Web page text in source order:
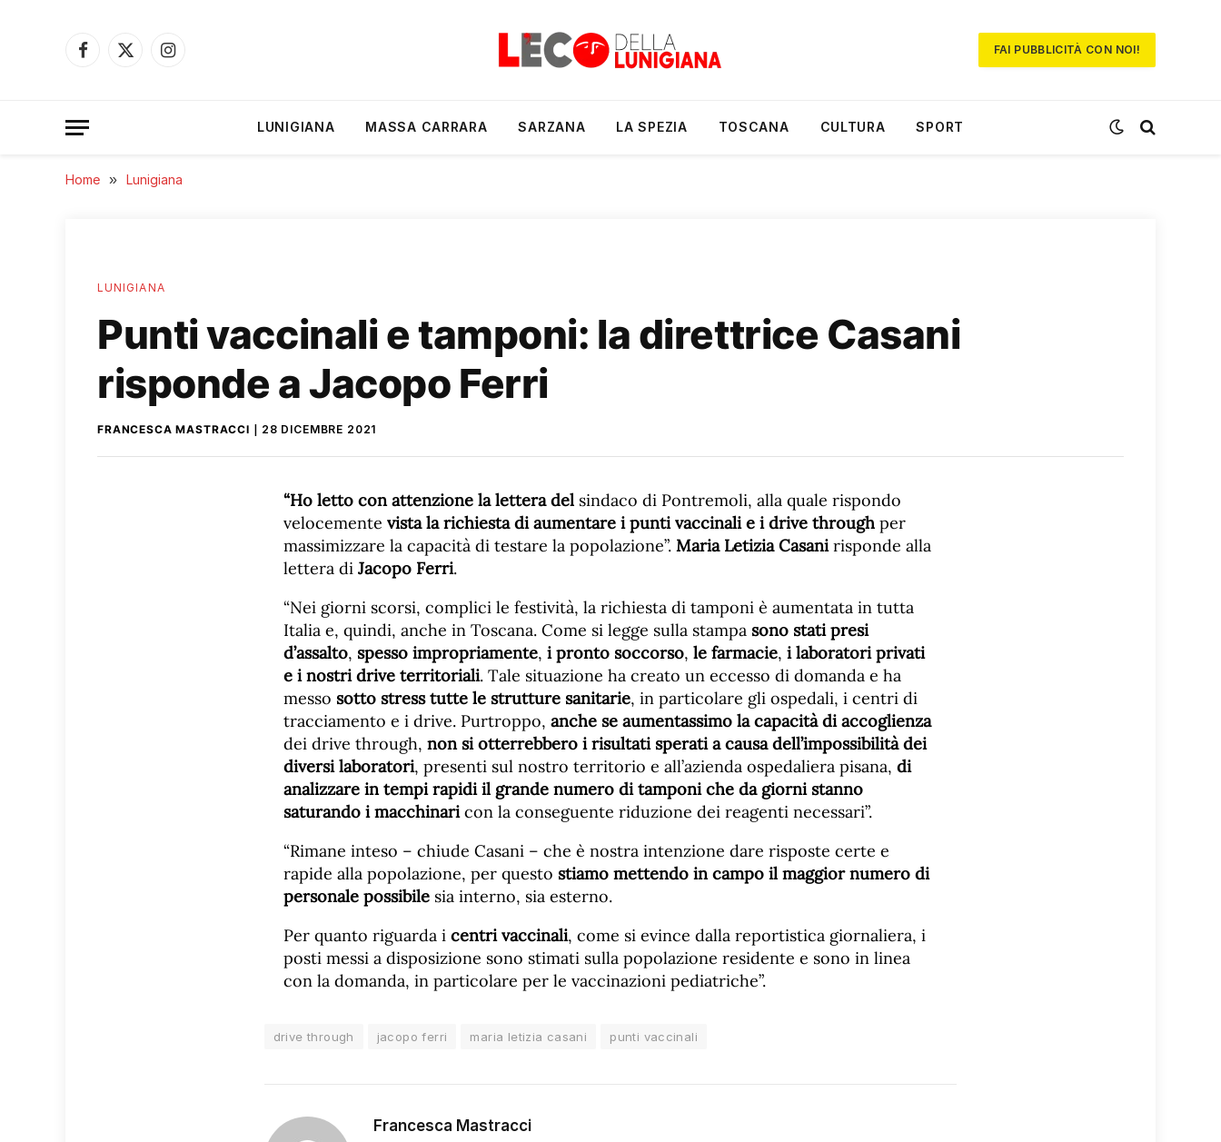
Facebook
X
Instagram
FAI PUBBLICITÀ CON NOI!
LUNIGIANA MASSA CARRARA SARZANA LA SPEZIA TOSCANA CULTURA SPORT
Home » Lunigiana
LUNIGIANA
Punti vaccinali e tamponi: la direttrice Casani
risponde a Jacopo Ferri
FRANCESCA MASTRACCI 28 DICEMBRE 2021
“Ho letto con attenzione la lettera del sindaco di Pontremoli, alla quale rispondo
velocemente vista la richiesta di aumentare i punti vaccinali e i drive through per
massimizzare la capacità di testare la popolazione”. Maria Letizia Casanirisponde alla
lettera di Jacopo Ferri.
“Nei giorni scorsi, complici le festività, la richiesta di tamponi è aumentata in tutta
Italia e, quindi, anche in Toscana. Come si legge sulla stampa sono stati presi
d’assalto, spesso impropriamente, i pronto soccorso, le farmacie, i laboratori privati
e i nostri drive territoriali. Tale situazione ha creato un eccesso di domanda e ha
messo sotto stress tutte le strutture sanitarie, in particolare gli ospedali, i centri di
tracciamento e i drive. Purtroppo, anche se aumentassimo la capacità di accoglienza
dei drive through, non si otterrebbero i risultati sperati a causa dell’impossibilità dei
diversi laboratori, presenti sul nostro territorio e all’azienda ospedaliera pisana, di
analizzare in tempi rapidi il grande numero di tamponi che da giorni stanno
saturando i macchinaricon la conseguente riduzione dei reagenti necessari”.
“Rimane inteso – chiude Casani – che è nostra intenzione dare risposte certe e
rapide alla popolazione, per questo stiamo mettendo in campo il maggior numero di
personale possibile sia interno, sia esterno.
Per quanto riguarda i centri vaccinali, come si evince dalla reportistica giornaliera, i
posti messi a disposizione sono stimati sulla popolazione residente e sono in linea
con la domanda, in particolare per le vaccinazioni pediatriche”.
drive through jacopo ferri maria letizia casani punti vaccinali
Francesca Mastracci